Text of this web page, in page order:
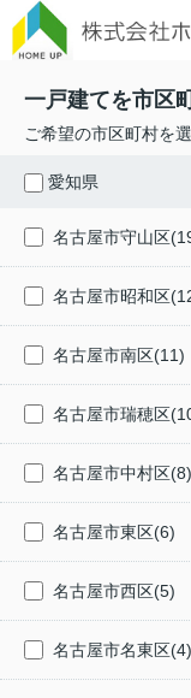
一戸建てを市区
ご希望の市区町村を
愛知県
名古屋市守山区
名古屋市昭和区
名古屋市南区(11)
名古屋市瑞穂区
名古屋市中村区(8)
名古屋市東区(6)
名古屋市西区(5)
名古屋市名東区(4)